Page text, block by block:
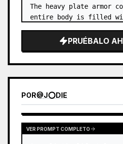
The heavy plate armor
entire body is filled
decorations.PRUÉBALO
POR@J⭕DIE
VER PROMPT COMPLETO